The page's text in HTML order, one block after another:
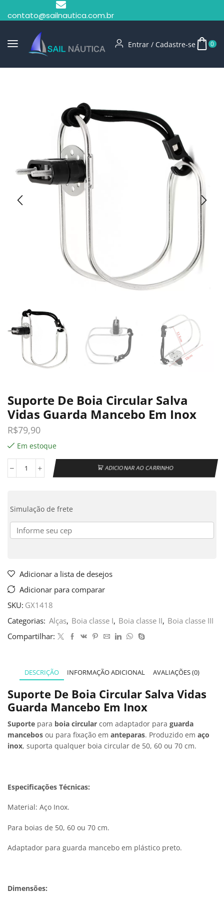
contato@sailnautica.com.br
Entrar / Cadastre-se 0
Suporte De Boia Circular Salva
Vidas Guarda Mancebo Em Inox
R$79,90
Em estoque
ADICIONAR AO CARRINHO
Simulação de frete
Adicionar a lista de desejos
Adicionar para comparar
SKU: GX1418
Categorias: Alças, Boia classe I, Boia classe II, Boia classe III
Compartilhar:
DESCRIÇÃO INFORMAÇÃO ADICIONAL AVALIAÇÕES (0)
Suporte De Boia Circular Salva Vidas
Guarda Mancebo Em Inox
Suporte para boia circular com adaptador para guarda
mancebos ou para fixação em anteparas. Produzido em aço
inox, suporta qualquer boia circular de 50, 60 ou 70 cm.
Especificações Técnicas:
Material: Aço Inox.
Para boias de 50, 60 ou 70 cm.
Adaptador para guarda mancebo em plástico preto.
Dimensões: